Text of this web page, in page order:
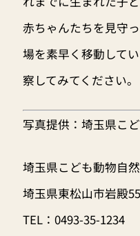
赤ちゃんたちを見守
場を素早く移動して
察してみてください。
写真提供：埼玉県こ
埼玉県こども動物自
埼玉県東松山市岩殿
TEL：0493-35-1234